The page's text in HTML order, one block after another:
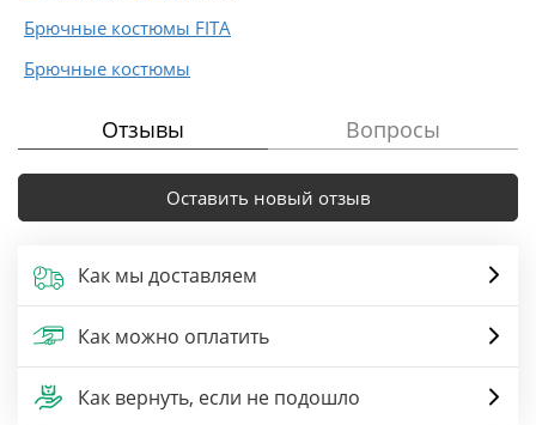
Брючные костюмы FITA
Брючные костюмы
Отзывы Вопросы
Оставить новый отзыв
Как мы доставляем
Как можно оплатить
Как вернуть, если не подошло